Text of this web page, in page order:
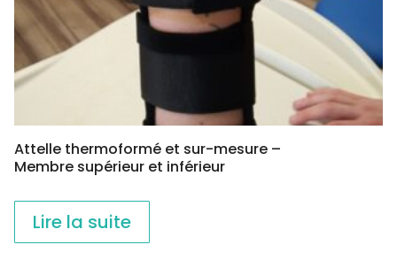
Attelle thermoformé et sur-mesure –
Membre supérieur et inférieur
Lire la suite